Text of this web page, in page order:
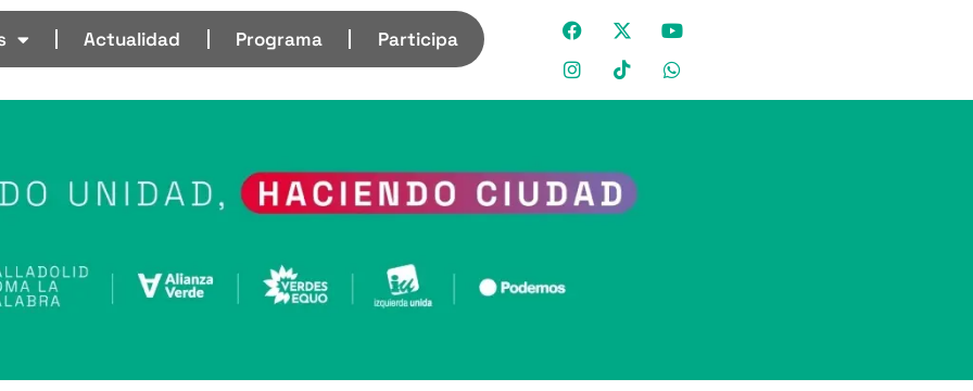
Actualidad Programa Participa